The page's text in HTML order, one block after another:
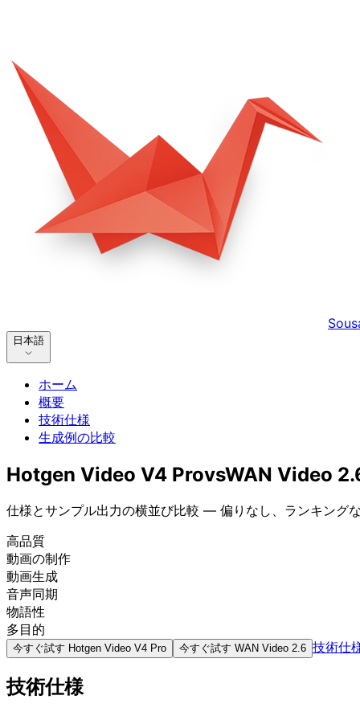
日本語
ホーム
概要
技術仕様
生成例の比較
Hotgen Video V4 ProvsWAN Video
仕様とサンプル出力の横並び比較 — 偏りなし、ランキングな
高品質
動画の制作
動画生成
音声同期
物語性
多目的
今すぐ試す Hotgen Video V4 Pro 今すぐ試す WAN Video 2.6 技術仕
技術仕様